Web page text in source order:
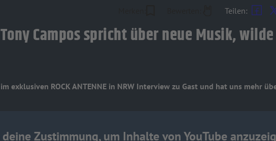
Teilen:
Campos spricht über neue Musik,
exklusiven ROCK ANTENNE in NRW Interview zu Gast und hat uns mehr
Zustimmung, um Inhalte von YouTube